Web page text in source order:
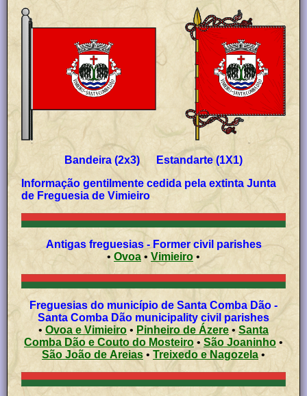
Bandeira (2x3) Estandarte (1X1)
Informação gentilmente cedida pela extinta Junta
de Freguesia de Vimieiro
Antigas freguesias - Former civil parishes
• Ovoa • Vimieiro •
Freguesias do município de Santa Comba Dão -
Santa Comba Dão municipality civil parishes
• Ovoa e Vimieiro • Pinheiro de Ázere • Santa
Comba Dão e Couto do Mosteiro • São Joaninho•
São João de Areias • Treixedo e Nagozela •